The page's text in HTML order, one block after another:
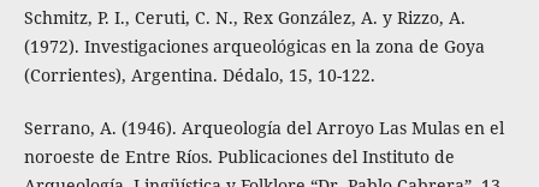
Schmitz, P. I., Ceruti, C. N., Rex González, A. y Rizzo, A.
(1972). Investigaciones arqueológicas en la zona de Goya
(Corrientes), Argentina. Dédalo, 15, 10-122.
Serrano, A. (1946). Arqueología del Arroyo Las Mulas en el
noroeste de Entre Ríos. Publicaciones del Instituto de